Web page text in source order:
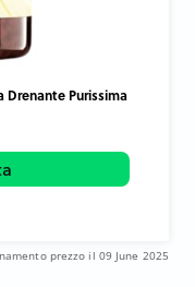
Drenante Purissima
prezzo il 09 June 2025